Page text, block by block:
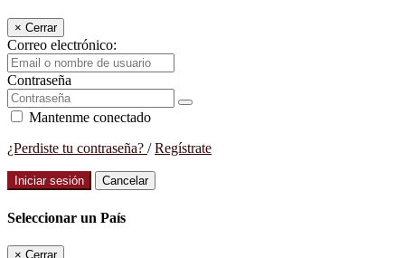
× Cerrar
Correo electrónico:
Contraseña
Mantenme conectado
¿Perdiste tu contraseña? /Regístrate
Iniciar sesión Cancelar
Seleccionar un País
× Cerrar